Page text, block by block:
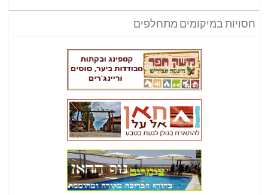
חסויות במיקומים מתחלפים